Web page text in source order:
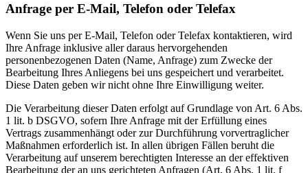
Anfrage per E-Mail, Telefon oder Telefax
Wenn Sie uns per E-Mail, Telefon oder Telefax kontaktieren, wird
Ihre Anfrage inklusive aller daraus hervorgehenden
personenbezogenen Daten (Name, Anfrage) zum Zwecke der
Bearbeitung Ihres Anliegens bei uns gespeichert und verarbeitet.
Diese Daten geben wir nicht ohne Ihre Einwilligung weiter.
Die Verarbeitung dieser Daten erfolgt auf Grundlage von Art. 6 Abs.
1 lit. b DSGVO, sofern Ihre Anfrage mit der Erfüllung eines
Vertrags zusammenhängt oder zur Durchführung vorvertraglicher
Maßnahmen erforderlich ist. In allen übrigen Fällen beruht die
Verarbeitung auf unserem berechtigten Interesse an der effektiven
Bearbeitung der an uns gerichteten Anfragen (Art. 6 Abs. 1 lit. f